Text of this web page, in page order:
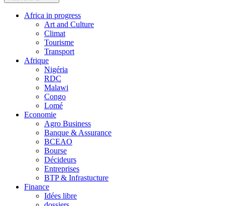
Africa in progress
Art and Culture
Climat
Tourisme
Transport
Afrique
Nigéria
RDC
Malawi
Congo
Lomé
Economie
Agro Business
Banque & Assurance
BCEAO
Bourse
Décideurs
Entreprises
BTP & Infrastucture
Finance
Idées libre